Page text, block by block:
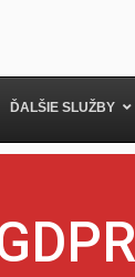
ĎALŠIE SLUŽBY